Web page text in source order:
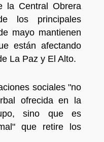
la Central Obrera
los principales
mayo mantienen
están afectando
La Paz y El Alto.
sociales "no
ofrecida en la
sino que es
que retire los